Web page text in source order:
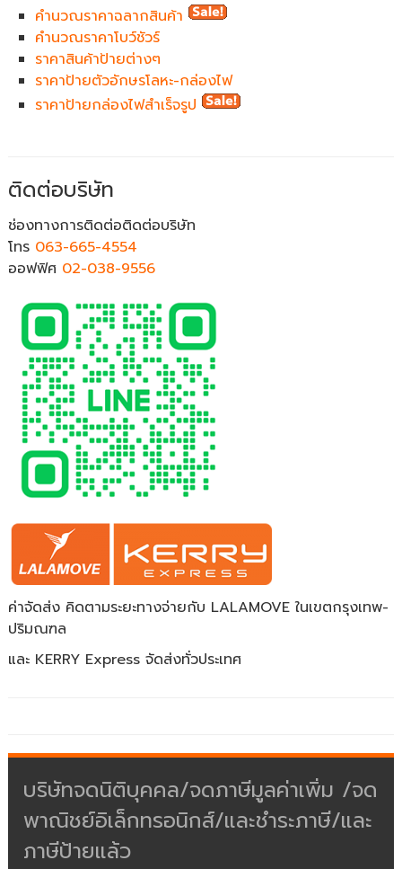
คำนวณราคาฉลากสินค้า
คำนวณราคาโบว์ชัวร์
ราคาสินค้าป้ายต่างๆ
ราคาป้ายตัวอักษรโลหะ-กล่องไฟ
ราคาป้ายกล่องไฟสำเร็จรูป
ติดต่อบริษัท
ช่องทางการติดต่อติดต่อบริษัท
โทร 063-665-4554
ออฟฟิศ 02-038-9556
ค่าจัดส่ง คิดตามระยะทางจ่ายกับ LALAMOVE ในเขตกรุงเทพ-
ปริมณฑล
และ KERRY Express จัดส่งทั่วประเทศ
บริษัทจดนิติบุคคล/จดภาษีมูลค่าเพิ่ม /จด
พาณิชย์อิเล็กทรอนิกส์/และชำระภาษี/และ
ภาษีป้ายแล้ว